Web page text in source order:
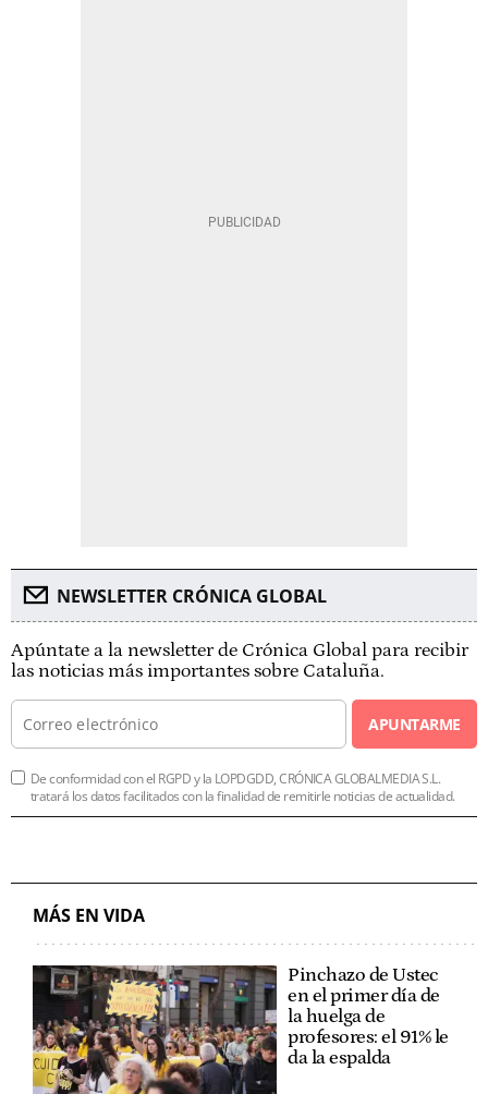
NEWSLETTER CRÓNICA GLOBAL
Apúntate a la newsletter de Crónica Global para recibir
las noticias más importantes sobre Cataluña.
APUNTARME
De conformidad con el RGPD y la LOPDGDD, CRÓNICA GLOBALMEDIA S.L.
tratará los datos facilitados con la finalidad de remitirle noticias de actualidad.
MÁS EN VIDA
Pinchazo de Ustec
en el primer día de
la huelga de
profesores: el 91% le
da la espalda